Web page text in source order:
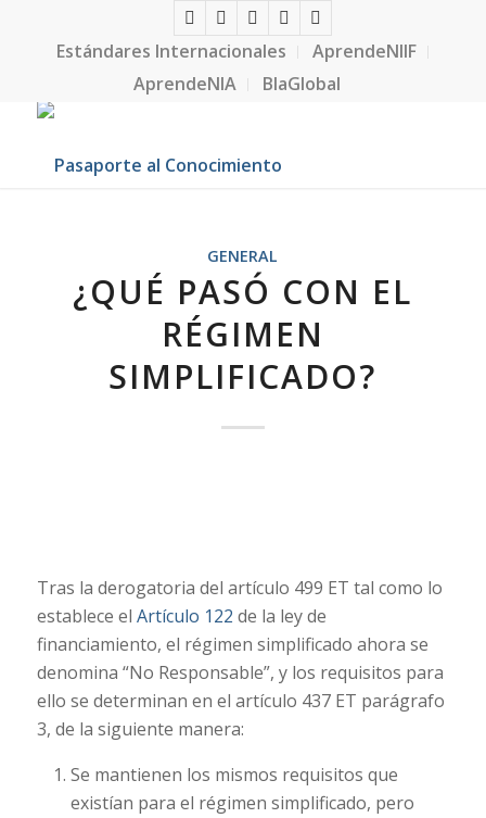
Estándares Internacionales
AprendeNIIF
AprendeNIA
BlaGlobal
GENERAL
¿QUÉ PASÓ CON EL
RÉGIMEN
SIMPLIFICADO?
Tras la derogatoria del artículo 499 ET tal como lo
establece el Artículo 122 de la ley de
financiamiento, el régimen simplificado ahora se
denomina “No Responsable”, y los requisitos para
ello se determinan en el artículo 437 ET parágrafo
3, de la siguiente manera:
Se mantienen los mismos requisitos que
existían para el régimen simplificado, pero